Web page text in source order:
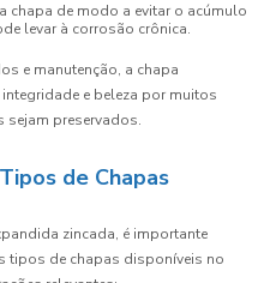
chapa de modo a evitar o acúmulo
levar à corrosão crônica.
e manutenção, a chapa
e beleza por muitos
sejam preservados.
de Chapas
zincada, é importante
tipos de chapas disponíveis no